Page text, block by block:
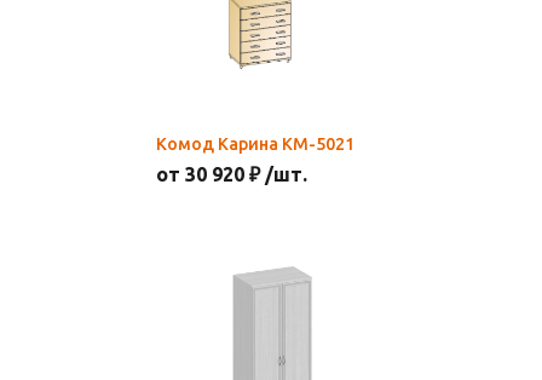
Комод Карина КМ-5021
от 30 920 ₽ /шт.